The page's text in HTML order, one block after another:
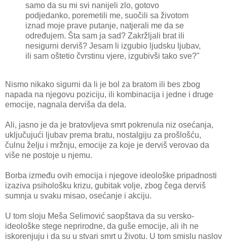
samo da su mi svi nanijeli zlo, gotovo
podjedanko, poremetili me, suočili sa životom
iznad moje prave putanje, natjerali me da se
određujem. Šta sam ja sad? Zakržljali brat ili
nesigurni derviš? Jesam li izgubio ljudsku ljubav,
ili sam oštetio čvrstinu vjere, izgubivši tako sve?"
Nismo nikako sigurni da li je bol za bratom ili bes zbog
napada na njegovu poziciju, ili kombinacija i jedne i druge
emocije, nagnala derviša da dela.
Ali, jasno je da je bratovljeva smrt pokrenula niz osećanja,
uključujući ljubav prema bratu, nostalgiju za prošlošću,
čulnu želju i mržnju, emocije za koje je derviš verovao da
više ne postoje u njemu.
Borba između ovih emocija i njegove ideološke pripadnosti
izaziva psihološku krizu, gubitak volje, zbog čega derviš
sumnja u svaku misao, osećanje i akciju.
U tom sloju Meša Selimović saopštava da su versko-
ideološke stege neprirodne, da guše emocije, ali ih ne
iskorenjuju i da su u stvari smrt u životu. U tom smislu naslov